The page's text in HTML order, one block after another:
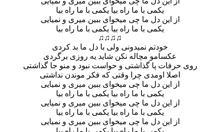
یکمی با ما راه بیا یکمی با ما راه بیا
از این دل ما چی میخوای ببین میری و نمیایی
یکمی با ما راه بیا یکمی با ما راه بیا
♫♫♫♫
خودتم نمیدونی ولی با دل ما بد کردی
عکسامو مچاله نکن شاید یه روزی برگردی
روی حرفات پا گذاشتی و حواست نبود و منو جا گذاشتی
اصلا اومدی چرا وقتی که فکر موندن نداشتی
از این دل ما چی میخوای ببین میری و نمیایی
یکمی با ما راه بیا یکمی با ما راه بیا
از این دل ما چی میخوای ببین میری و نمیایی
یکمی با ما راه بیا یکمی با ما راه بیا
از این دل ما چی میخوای ببین میری و نمیایی